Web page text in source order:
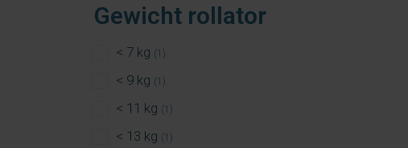
Gewicht rollator
< 7 kg (1)
< 9 kg (1)
< 11 kg (1)
< 13 kg (1)